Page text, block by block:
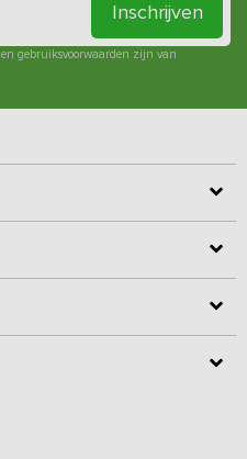
Inschrijven
en gebruiksvoorwaarden zijn van